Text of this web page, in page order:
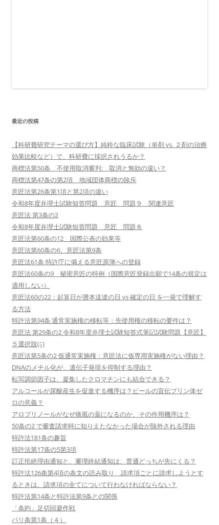
最近の投稿
【科研費研究テーマの選び方】純粋な臨床試験（単剤 vs. ２剤の治療
効果比較など）で、科研費に採択されうるか？
商標法第50条 不使用取消審判: 取消と無効の違い？
商標法第47条の第2項 地域団体商標の除斥
意匠法第26条第1項と第2項の違い
令和8年度弁理士試験短答問題 意匠 問題９ 関連意匠
意匠法 第3条の2
令和8年度弁理士試験短答問題 意匠 問題８
意匠法第60条の12 国際公表の効果等
意匠法第60条の6、意匠法第9条
意匠法61条 特許庁に備える意匠原簿への登録
意匠法60条の9 秘密意匠の特例（国際意匠登録出願で14条の規定は
適用しない）
意匠法60の22：起算日が謄本送達の日 vs 確定の日 を一発で理解す
る方法
特許法第94条 通常実施権の移転等：先使用権の移転の要件は？
意匠法 第29条の2 令和8年度弁理士試験短答式筆記試験問題【意匠】
５選択肢(ﾆ)
意匠法第5条の2 仮通常実施権：意匠法に仮専用実施権がない理由？
DNAのメチル化が、遺伝子発現を抑制する理由？
転写調節因子は、凝集したクロマチンにも結合できる？
アルコールが尿酸産生を促進する機序は？ビールの宣伝プリン体ゼ
ロの意義？
アロプリノールがなぜ痛風の薬になるのか、その作用機序は？
50条の2 で審査請求時に知りえたなかった場合が除外される理由
特許法181条の趣旨
特許法第17条の5第3項
訂正拒絶理由通知と、審理終結通知は、普通どっちが先にくる？
特許法126条第4項の条文の読み取り 請求項ごとに請求しようとす
るときは、請求項の全てについて行わなければならない？
特許法第14条と特許法第9条との関係
「条約」足切回避作戦
パリ条第1条（４）